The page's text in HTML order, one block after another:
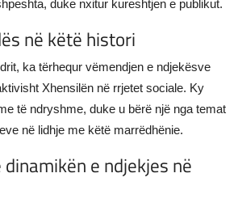
duke nxitur kureshtjen e publikut.
në këtë histori
ka tërhequr vëmendjen e ndjekësve
Xhensilën në rrjetet sociale. Ky
të ndryshme, duke u bërë një nga temat
në lidhje me këtë marrëdhënie.
e ndjekjes në